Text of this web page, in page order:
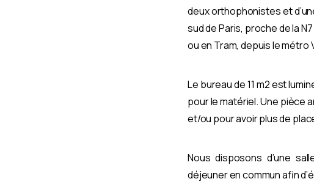
deux orthophonistes et
sud de Paris, proche de la
ou en Tram, depuis le métro
Le bureaude 11 m2est
pour le matériel. Une pièce
et/ou pour avoir plus de
Nous disposons d’une
déjeuner en commun afin